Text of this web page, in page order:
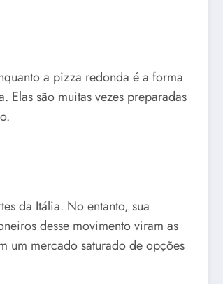
a pizza redonda é a forma
são muitas vezes preparadas
da Itália. No entanto, sua
desse movimento viram as
um mercado saturado de opções